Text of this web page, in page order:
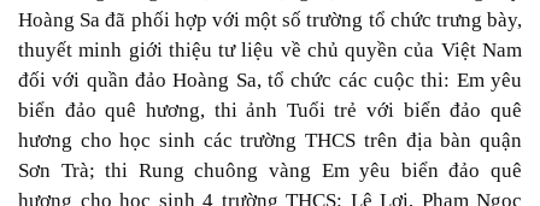
Hoàng Sa đã phối hợp với một số trường tổ chức trưng bày,
thuyết minh giới thiệu tư liệu về chủ quyền của Việt Nam
đối với quần đảo Hoàng Sa, tổ chức các cuộc thi: Em yêu
biển đảo quê hương, thi ảnh Tuổi trẻ với biển đảo quê
hương cho học sinh các trường THCS trên địa bàn quận
Sơn Trà; thi Rung chuông vàng Em yêu biển đảo quê
hương cho học sinh 4 trường THCS: Lê Lợi, Phạm Ngọc